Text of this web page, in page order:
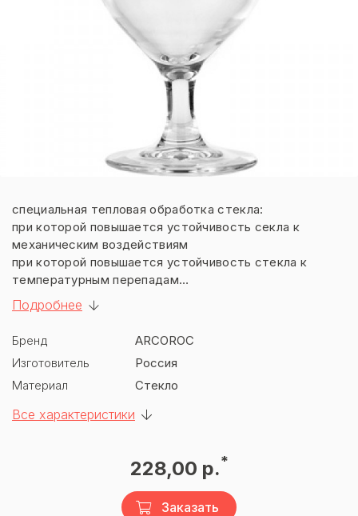
специальная тепловая обработка стекла:
при которой повышается устойчивость секла к
механическим воздействиям
при которой повышается устойчивость стекла к
температурным перепадам
при которой повышается безопастность использовния
Подробнее
Бренд
ARCOROC
Изготовитель
Россия
Материал
Стекло
Все характеристики
228,00 р.*
Заказать